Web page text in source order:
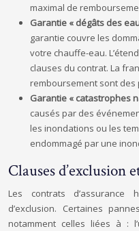
maximal de
Garantie « dégâts des
garantie couvre les
votre chauffe-eau.
clauses du contrat. La
remboursement sont
Garantie « catastrophes
causés par des
les inondations ou les
endommagé par une
Clauses d’exclusion
Les contrats d’assurance
d’exclusion. Certaines
notamment celles liées à :